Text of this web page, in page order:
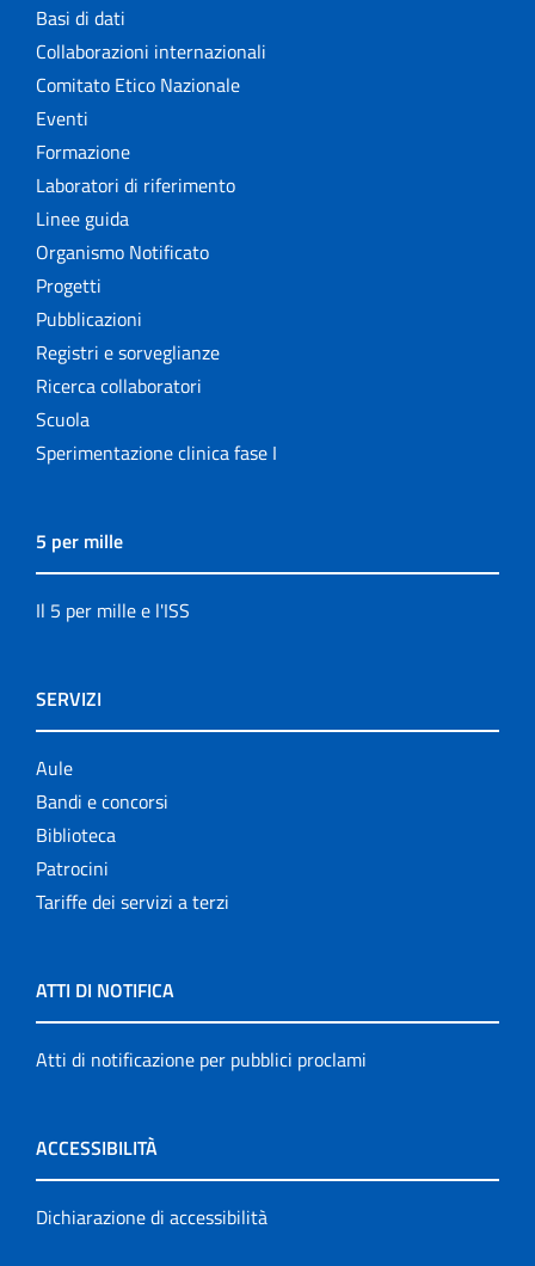
Basi di dati
Collaborazioni internazionali
Comitato Etico Nazionale
Eventi
Formazione
Laboratori di riferimento
Linee guida
Organismo Notificato
Progetti
Pubblicazioni
Registri e sorveglianze
Ricerca collaboratori
Scuola
Sperimentazione clinica fase I
5 per mille
Il 5 per mille e l'ISS
SERVIZI
Aule
Bandi e concorsi
Biblioteca
Patrocini
Tariffe dei servizi a terzi
ATTI DI NOTIFICA
Atti di notificazione per pubblici proclami
ACCESSIBILITÀ
Dichiarazione di accessibilità